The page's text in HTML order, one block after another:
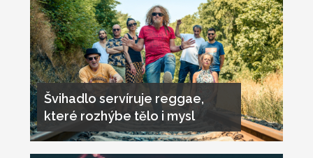
Švihadlo servíruje reggae,
které rozhýbe tělo i mysl